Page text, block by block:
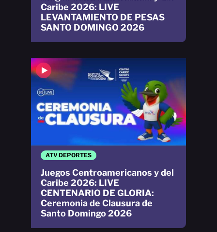
ATV DEPORTES
Juegos Centroamericanos y del
Caribe 2026: LIVE
CENTENARIO DE GLORIA:
Ceremonia de Clausura de
Santo Domingo 2026
Caribe 2026: LIVE
LEVANTAMIENTO DE PESAS
SANTO DOMINGO 2026